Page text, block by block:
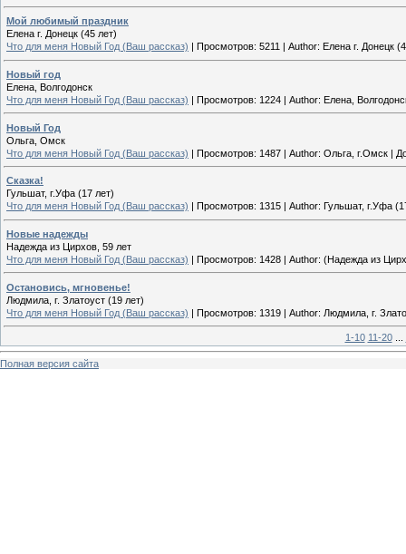
Мой любимый праздник
Елена г. Донецк (45 лет)
Что для меня Новый Год (Ваш рассказ)
Просмотров: 5211 Author: Елена г. Донецк
Новый год
Елена, Волгодонск
Что для меня Новый Год (Ваш рассказ) | Просмотров: 1224 | Author: Елена,
Новый Год
Ольга, Омск
Что для меня Новый Год (Ваш рассказ) | Просмотров: 1487 | Author: Ольга, г.Омск |
Сказка!
Гульшат, г.Уфа (17 лет)
Что для меня Новый Год (Ваш рассказ) | Просмотров: 1315 | Author: Гульшат, г.Уфа
Новые надежды
Надежда из Цирхов, 59 лет
Что для меня Новый Год (Ваш рассказ) | Просмотров: 1428 | Author: (Надежда из
Остановись, мгновенье!
Людмила, г. Златоуст (19 лет)
Что для меня Новый Год (Ваш рассказ) | Просмотров: 1319 | Author: Людмила, г.
1-10 11-20
Полная версия сайта